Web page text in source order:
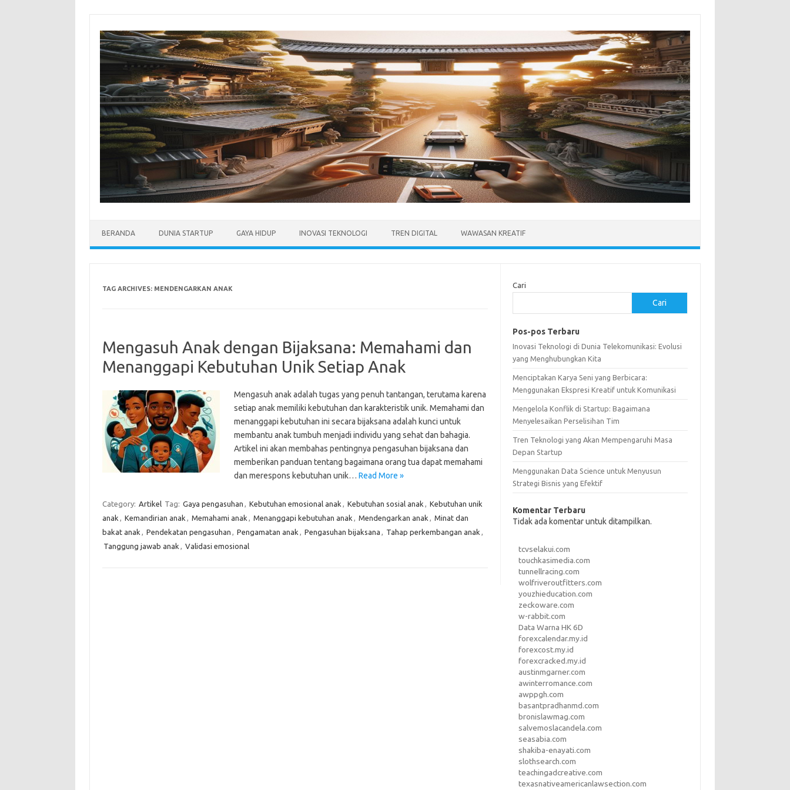
content
BERANDA DUNIA STARTUP GAYA HIDUP INOVASI TEKNOLOGI TREN DIGITAL WAWASAN KREATIF
TAG ARCHIVES: MENDENGARKAN ANAK
Mengasuh Anak dengan Bijaksana: Memahami dan
Menanggapi Kebutuhan Unik Setiap Anak
Mengasuh anak adalah tugas yang penuh tantangan, terutama karena
setiap anak memiliki kebutuhan dan karakteristik unik. Memahami dan
menanggapi kebutuhan ini secara bijaksana adalah kunci untuk
membantu anak tumbuh menjadi individu yang sehat dan bahagia.
Artikel ini akan membahas pentingnya pengasuhan bijaksana dan
memberikan panduan tentang bagaimana orang tua dapat memahami
dan merespons kebutuhan unik… Read More »
Category: Artikel Tag: Gaya pengasuhan , Kebutuhan emosional anak , Kebutuhan sosial anak , Kebutuhan unik
anak , Kemandirian anak , Memahami anak , Menanggapi kebutuhan anak , Mendengarkan anak , Minat dan
bakat anak , Pendekatan pengasuhan , Pengamatan anak , Pengasuhan bijaksana , Tahap perkembangan anak ,
Tanggung jawab anak , Validasi emosional
Cari
Cari
Pos-pos Terbaru
Inovasi Teknologi di Dunia Telekomunikasi: Evolusi
yang Menghubungkan Kita
Menciptakan Karya Seni yang Berbicara:
Menggunakan Ekspresi Kreatif untuk Komunikasi
Mengelola Konflik di Startup: Bagaimana
Menyelesaikan Perselisihan Tim
Tren Teknologi yang Akan Mempengaruhi Masa
Depan Startup
Menggunakan Data Science untuk Menyusun
Strategi Bisnis yang Efektif
Komentar Terbaru
Tidak ada komentar untuk ditampilkan.
tcvselakui.com
touchkasimedia.com
tunnellracing.com
wolfriveroutfitters.com
youzhieducation.com
zeckoware.com
w-rabbit.com
Data Warna HK 6D
forexcalendar.my.id
forexcost.my.id
forexcracked.my.id
austinmgarner.com
awinterromance.com
awppgh.com
basantpradhanmd.com
bronislawmag.com
salvemoslacandela.com
seasabia.com
shakiba-enayati.com
slothsearch.com
teachingadcreative.com
texasnativeamericanlawsection.com